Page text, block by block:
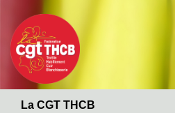
contenu
principal
La CGT THCB